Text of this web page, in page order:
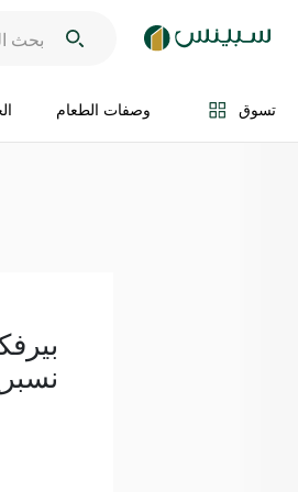
تسوق وصفات الطعام
اضف الى السلة